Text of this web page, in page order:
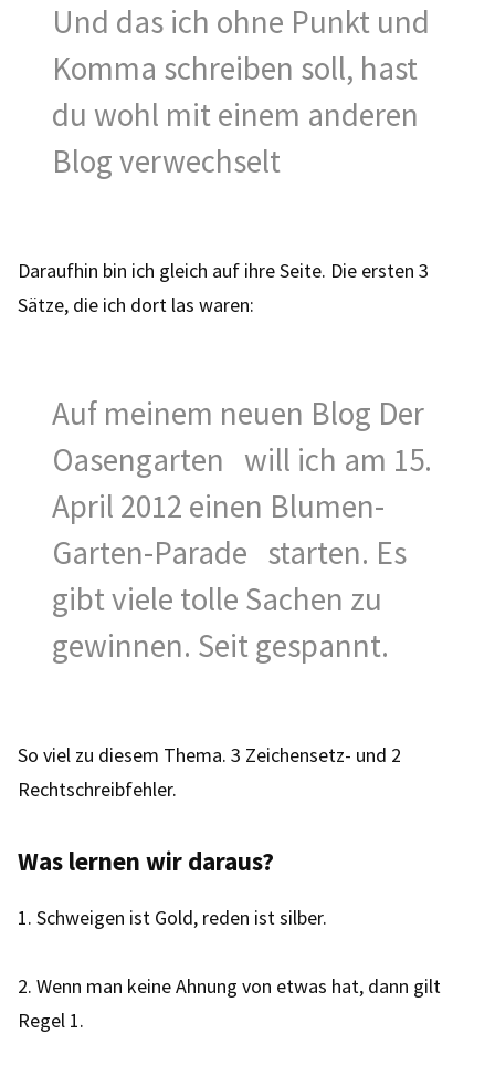
Und das ich ohne Punkt und
Komma schreiben soll, hast
du wohl mit einem anderen
Blog verwechselt
Daraufhin bin ich gleich auf ihre Seite. Die ersten 3
Sätze, die ich dort las waren:
Auf meinem neuen Blog Der
Oasengarten will ich am 15.
April 2012 einen Blumen-
Garten-Parade starten. Es
gibt viele tolle Sachen zu
gewinnen. Seit gespannt.
So viel zu diesem Thema. 3 Zeichensetz- und 2
Rechtschreibfehler.
Was lernen wir daraus?
1. Schweigen ist Gold, reden ist silber.
2. Wenn man keine Ahnung von etwas hat, dann gilt
Regel 1.